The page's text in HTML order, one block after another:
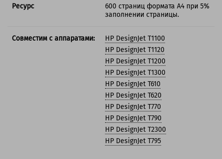
Ресурс
600 страниц формата А4 при 5%
заполнении страницы.
Совместим с аппаратами:
HP DesignJet T1100
HP DesignJet T1120
HP DesignJet T1200
HP DesignJet T1300
HP DesignJet T610
HP DesignJet T620
HP DesignJet T770
HP DesignJet T790
HP DesignJet T2300
HP DesignJet T795